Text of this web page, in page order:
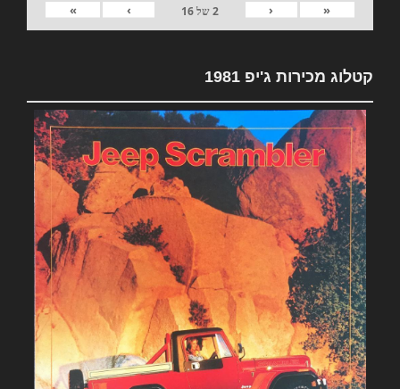
«
‹
2של16
›
»
קטלוג מכירות ג'יפ 1981